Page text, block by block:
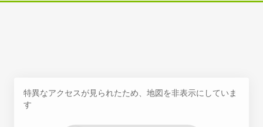
特異なアクセスが見られたため、地図を非表示にしていま
す